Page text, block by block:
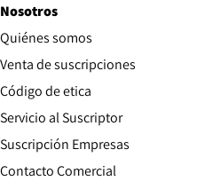
Nosotros
Quiénes somos
Venta de suscripciones
Código de etica Opens in new
Servicio al Suscriptor
Suscripción Empresas
Contacto Comercial